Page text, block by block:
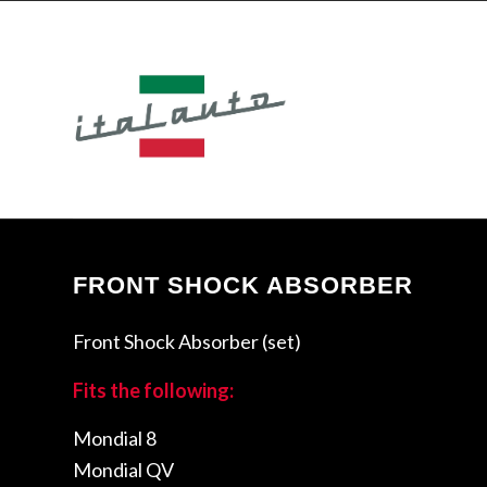
FRONT SHOCK ABSORBER
Front Shock Absorber (set)
Fits the following:
Mondial 8
Mondial QV